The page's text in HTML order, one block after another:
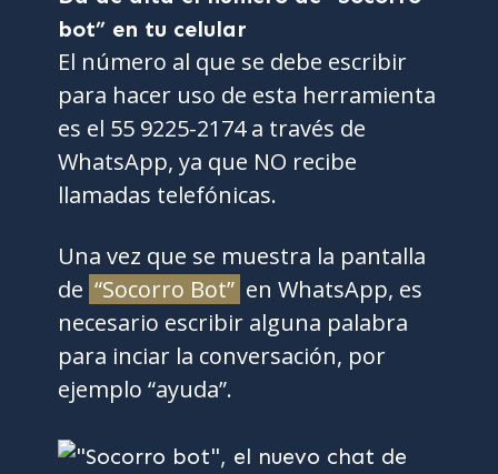
bot” en tu celular
El número al que se debe escribir
para hacer uso de esta herramienta
es el 55 9225-2174 a través de
WhatsApp, ya que NO recibe
llamadas telefónicas.
Una vez que se muestra la pantalla
de “Socorro Bot” en WhatsApp, es
necesario escribir alguna palabra
para inciar la conversación, por
ejemplo “ayuda”.